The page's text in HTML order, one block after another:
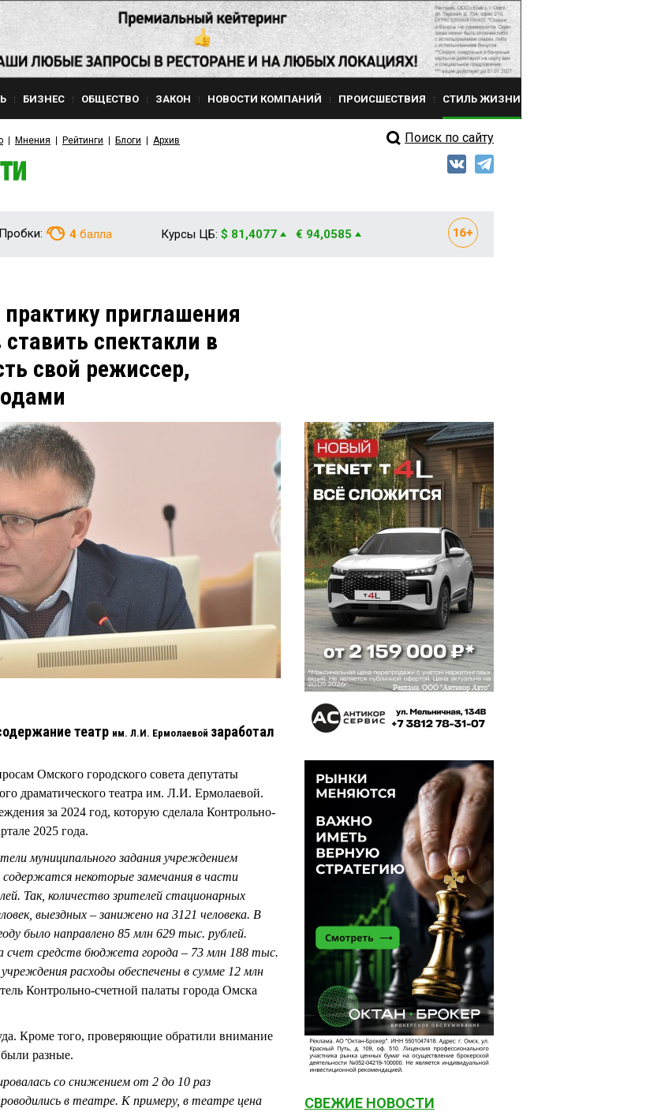
БИЗНЕС ОБЩЕСТВО ЗАКОН НОВОСТИ КОМПАНИЙ ПРОИСШЕСТВИЯ СТИЛЬ ЖИЗНИ
Мнения Рейтинги Блоги Архив Поиск по сайту
Пробки: 4 балла Курсы ЦБ: $ 81,4077 € 94,0585
приглашения
спектакли в
свой режиссер,
театр им. Л.И. Ермолаевой заработал
Омского городского совета депутаты
драматического театра им. Л.И. Ермолаевой.
за 2024 год, которую сделала Контрольно-
2025 года.
муниципального задания учреждением
некоторые замечания в части
Так, количество зрителей стационарных
выездных – занижено на 3121 человека. В
было направлено 85 млн 629 тыс. рублей.
счет средств бюджета города – 73 млн 188 тыс.
расходы обеспечены в сумме 12 млн
Контрольно-счетной палаты города Омска
Кроме того, проверяющие обратили внимание
разные.
со снижением от 2 до 10 раз
в театре. К примеру, в театре цена
СВЕЖИЕ НОВОСТИ